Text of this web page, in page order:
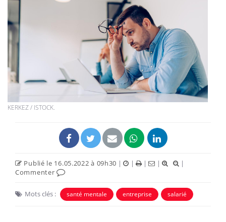
KERKEZ / ISTOCK.
Publié le 16.05.2022 à 09h30 | | | |
|
Commenter
Mots clés : santé mentale entreprise salarié